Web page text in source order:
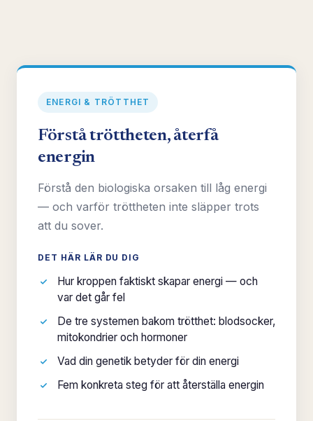
ENERGI & TRÖTTHET
Förstå tröttheten, återfå
energin
Förstå den biologiska orsaken till låg energi
— och varför tröttheten inte släpper trots
att du sover.
DET HÄR LÄR DU DIG
Hur kroppen faktiskt skapar energi — och
var det går fel
De tre systemen bakom trötthet: blodsocker,
mitokondrier och hormoner
Vad din genetik betyder för din energi
Fem konkreta steg för att återställa energin